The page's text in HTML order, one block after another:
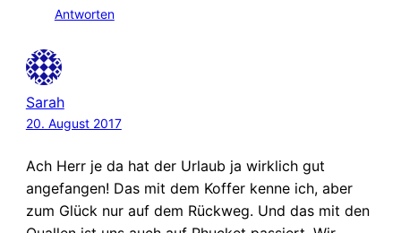
Antworten
Sarah
20. August 2017
Ach Herr je da hat der Urlaub ja wirklich gut
angefangen! Das mit dem Koffer kenne ich, aber
zum Glück nur auf dem Rückweg. Und das mit den